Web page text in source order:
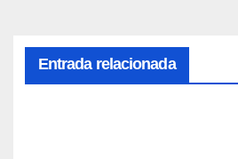
Entrada relacionada